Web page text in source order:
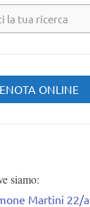
ONLINE
siamo:
Martini 22/a,